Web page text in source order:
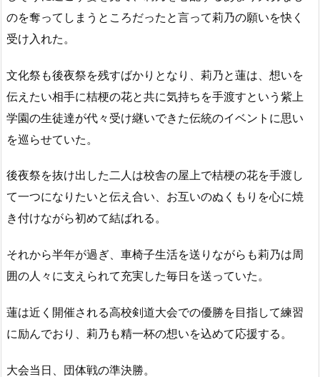
のを奪ってしまうところだったと言って莉乃の願いを快く
受け入れた。
文化祭も後夜祭を残すばかりとなり、莉乃と蓮は、想いを
伝えたい相手に桔梗の花と共に気持ちを手渡すという紫上
学園の生徒達が代々受け継いできた伝統のイベントに思い
を巡らせていた。
後夜祭を抜け出した二人は校舎の屋上で桔梗の花を手渡し
て一つになりたいと伝え合い、お互いのぬくもりを心に焼
き付けながら初めて結ばれる。
それから半年が過ぎ、車椅子生活を送りながらも莉乃は周
囲の人々に支えられて充実した毎日を送っていた。
蓮は近く開催される高校剣道大会での優勝を目指して練習
に励んでおり、莉乃も精一杯の想いを込めて応援する。
大会当日、団体戦の準決勝。